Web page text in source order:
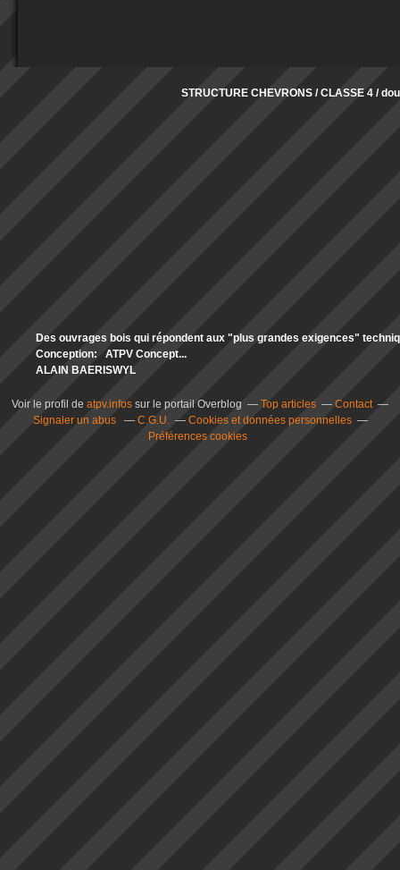
STRUCTURE CHEVRONS / CLASSE 4 /
Des ouvrages bois qui répondent aux "plus grandes exigences"
Conception: ATPV Concept...
ALAIN BAERISWYL
Voir le profil de atpv.infos sur le portail Overblog Top articles
Contact
Signaler un abus
C.G.U.
Cookies et données personnelles
Préférences cookies